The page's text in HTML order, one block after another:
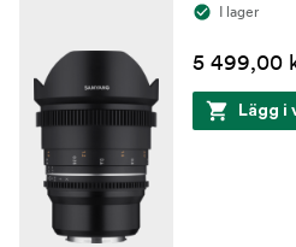
I lager
5 499,00
Lägg i